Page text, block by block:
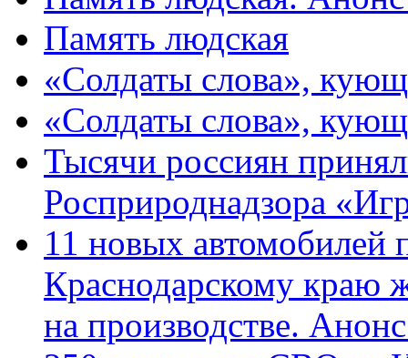
Память людская
«Солдаты слова»,
«Солдаты слова»,
Тысячи россиян
Росприроднадзора
11 новых автомобилей
Краснодарскому краю
на производстве.